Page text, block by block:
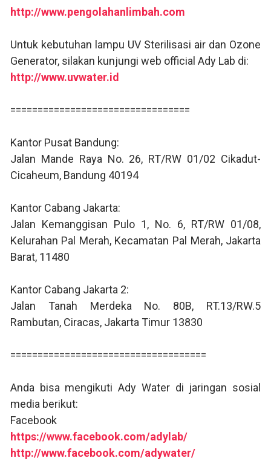
http://www.pengolahanlimbah.com
Untuk kebutuhan lampu UV Sterilisasi air dan Ozone
Generator, silakan kunjungi web official Ady Lab di:
http://www.uvwater.id
=================================
Kantor Pusat Bandung:
Jalan Mande Raya No. 26, RT/RW 01/02 Cikadut-
Cicaheum, Bandung 40194
Kantor Cabang Jakarta:
Jalan Kemanggisan Pulo 1, No. 6, RT/RW 01/08,
Kelurahan Pal Merah, Kecamatan Pal Merah, Jakarta
Barat, 11480
Kantor Cabang Jakarta 2:
Jalan Tanah Merdeka No. 80B, RT.13/RW.5
Rambutan, Ciracas, Jakarta Timur 13830
====================================
Anda bisa mengikuti Ady Water di jaringan sosial
media berikut:
Facebook
https://www.facebook.com/adylab/
http://www.facebook.com/adywater/